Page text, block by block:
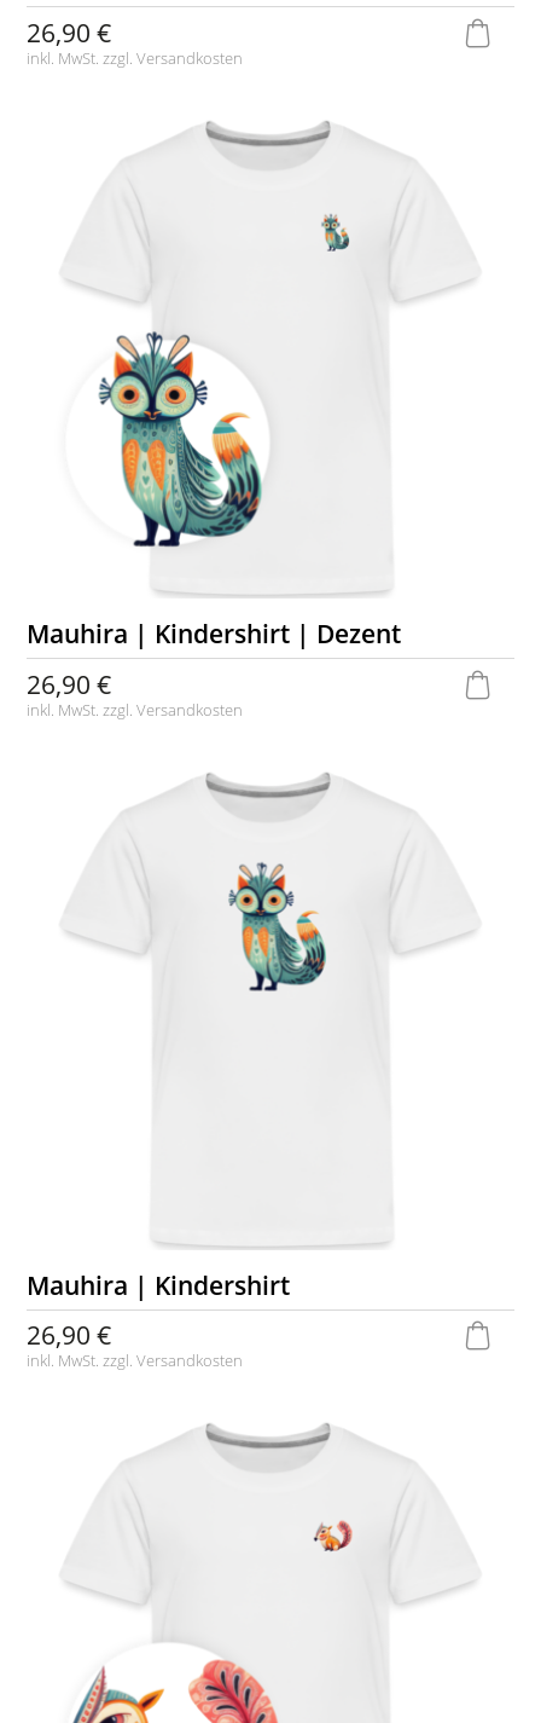
26,90 €
inkl. MwSt. zzgl.Versandkosten
Mauhira | Kindershirt | Dezent
26,90 €
inkl. MwSt. zzgl.Versandkosten
Mauhira | Kindershirt
26,90 €
inkl. MwSt. zzgl.Versandkosten